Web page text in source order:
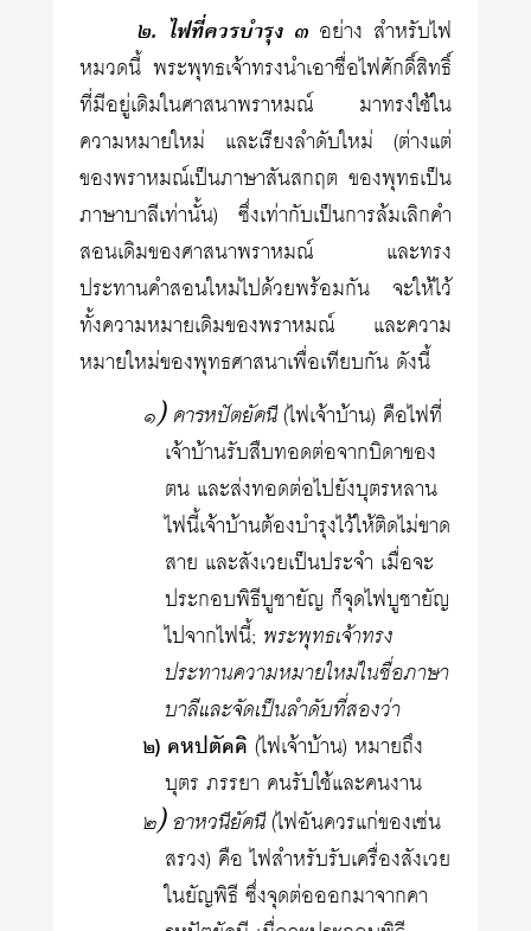
๒. ไฟที่ควรบำรุง ๓ อย่าง สำหรับไฟ
หมวดนี้ พระพุทธเจ้าทรงนำเอาชื่อไฟศักดิ์สิทธิ์
ที่มีอยู่เดิมในศาสนาพราหมณ์ มาทรงใช้ใน
ความหมายใหม่ และเรียงลำดับใหม่ (ต่างแต่
ของพราหมณ์เป็นภาษาสันสกฤต ของพุทธเป็น
ภาษาบาลีเท่านั้น) ซึ่งเท่ากับเป็นการล้มเลิกคำ
สอนเดิมของศาสนาพราหมณ์ และทรง
ประทานคำสอนใหม่ไปด้วยพร้อมกัน จะให้ไว้
ทั้งความหมายเดิมของพราหมณ์ และความ
หมายใหม่ของพุทธศาสนาเพื่อเทียบกัน ดังนี้
๑) คารหปัตยัคนี(ไฟเจ้าบ้าน) คือไฟที่
เจ้าบ้านรับสืบทอดต่อจากบิดาของ
ตน และส่งทอดต่อไปยังบุตรหลาน
ไฟนี้เจ้าบ้านต้องบำรุงไว้ให้ติดไม่ขาด
สาย และสังเวยเป็นประจำ เมื่อจะ
ประกอบพิธีบูชายัญ ก็จุดไฟบูชายัญ
ไปจากไฟนี้; พระพุทธเจ้าทรง
ประทานความหมายใหม่ในชื่อภาษา
บาลีและจัดเป็นลำดับที่สองว่า
๒) คหปตัคคิ (ไฟเจ้าบ้าน) หมายถึง
บุตร ภรรยา คนรับใช้และคนงาน
๒) อาหวนียัคนี(ไฟอันควรแก่ของเซ่น
สรวง) คือ ไฟสำหรับรับเครื่องสังเวย
ในยัญพิธี ซึ่งจุดต่อออกมาจากคา